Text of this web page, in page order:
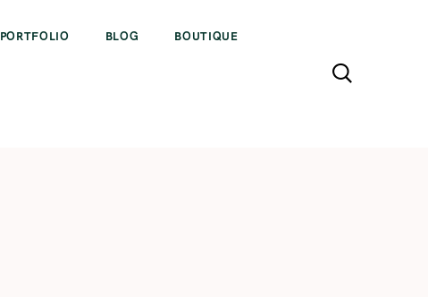
PORTFOLIO BLOG BOUTIQUE